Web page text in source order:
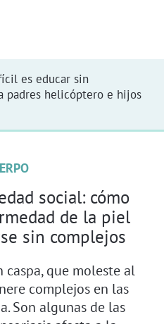
es educar sin
padres helicóptero e hijos
social: cómo
de la piel
sin complejos
caspa, que moleste al
complejos en las
Son algunas de las